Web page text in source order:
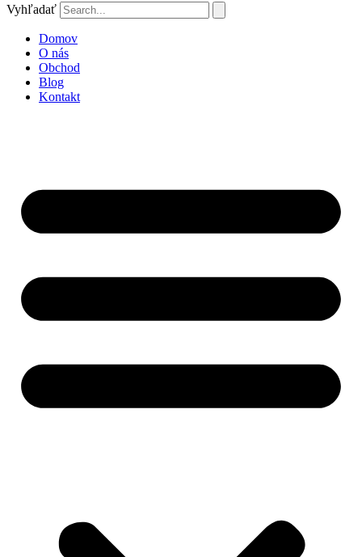
Vyhľadať
Domov
O nás
Obchod
Blog
Kontakt